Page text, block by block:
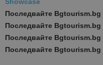
Showcase
Последвайте Bgtourism.bg
Последвайте Bgtourism.bg
Последвайте Bgtourism.bg
Последвайте Bgtourism.bg